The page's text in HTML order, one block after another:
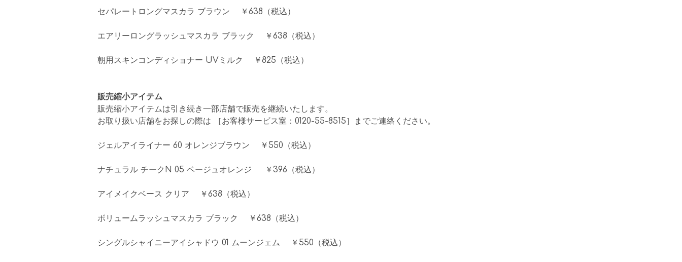
セパレートロングマスカラ ブラウン ￥638（税込）
エアリーロングラッシュマスカラ ブラック ￥638（税込）
朝用スキンコンディショナー UVミルク ￥825（税込）
販売縮小アイテム
販売縮小アイテムは引き続き一部店舗で販売を継続いたします。
お取り扱い店舗をお探しの際は ［お客様サービス室：0120-55-8515］までご連絡ください。
ジェルアイライナー 60 オレンジブラウン ￥550（税込）
ナチュラル チークN 05 ベージュオレンジ ￥396（税込）
アイメイクベース クリア ￥638（税込）
ボリュームラッシュマスカラ ブラック ￥638（税込）
シングルシャイニーアイシャドウ 01 ムーンジェム ￥550（税込）